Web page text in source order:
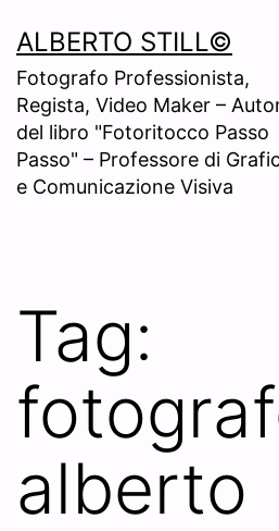
to
content
ALBERTO STILL©
Fotografo Professionista,
Regista, Video Maker –
del libro "Fotoritocco Passo
Passo" – Professore di
e Comunicazione Visiva
Tag:
alberto